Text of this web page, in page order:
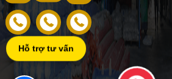
Hỗ trợ tư vấn